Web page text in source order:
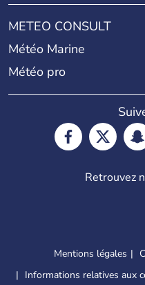
METEO CONSULT
Météo Marine
Météo pro
Retrouvez
Mentions légales
Informations relatives aux